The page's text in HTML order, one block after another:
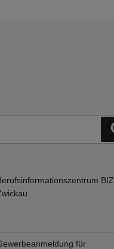
BIZ
für